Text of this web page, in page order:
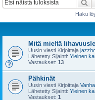
Haku
Mitä mieltä
Uusin viesti Kirjoittaja
Lähetetty Sijainti: Yleinen
Vastaukset: 13
Pähkinät
Uusin viesti Kirjoittaja
Lähetetty Sijainti: Yleinen
Vastaukset: 1